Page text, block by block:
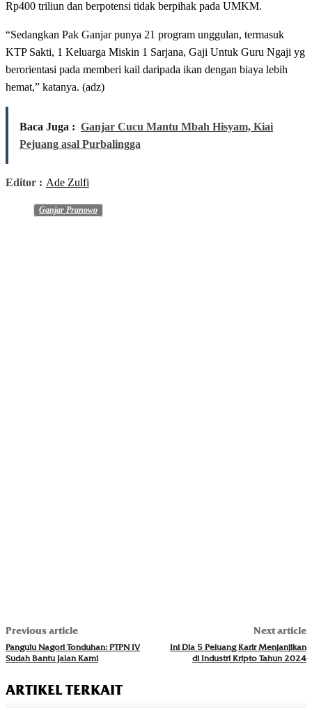
Rp400 triliun dan berpotensi tidak berpihak pada UMKM.
“Sedangkan Pak Ganjar punya 21 program unggulan, termasuk
KTP Sakti, 1 Keluarga Miskin 1 Sarjana, Gaji Untuk Guru Ngaji yg
berorientasi pada memberi kail daripada ikan dengan biaya lebih
hemat,” katanya. (adz)
Baca Juga : Ganjar Cucu Mantu Mbah Hisyam, Kiai
Pejuang asal Purbalingga
Editor : Ade Zulfi
Ganjar Pranowo
Previous article
Pangulu Nagori Tonduhan: PTPN IV
Sudah Bantu Jalan Kami
Next article
Ini Dia 5 Peluang Karir Menjanjikan
di Industri Kripto Tahun 2024
ARTIKEL TERKAIT